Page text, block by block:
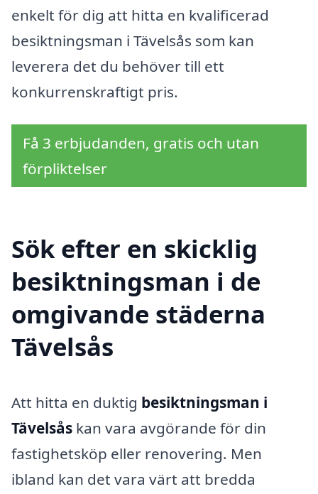
enkelt för dig att hitta en kvalificerad
besiktningsman i Tävelsås som kan
leverera det du behöver till ett
konkurrenskraftigt pris.
Få 3 erbjudanden, gratis och utan
förpliktelser
Sök efter en skicklig
besiktningsman i de
omgivande städerna
Tävelsås
Att hitta en duktig besiktningsman i
Tävelsås kan vara avgörande för din
fastighetsköp eller renovering. Men
ibland kan det vara värt att bredda